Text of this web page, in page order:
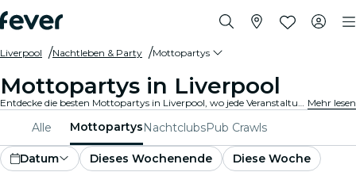
Liverpool Nachtleben & Party Mottopartys
Mottopartys in Liverpool
Entdecke die besten Mottopartys in Liverpool, wo jede Veranstaltung ein einzigartiges Abenteuer ist! Von glamourösen Soireen und pulsierenden Neon-Raves bis hin zu Retro-Nächten und nationalen Festivals – du wirst garantiert die beste Zeit deines Lebens haben! Verkleide dich, tanz und schaffe unvergessliche Erinnerungen! Mehr lesen
Alle MottopartysNachtclubsPub Crawls
Datum Dieses Wochenende
Diese Woche